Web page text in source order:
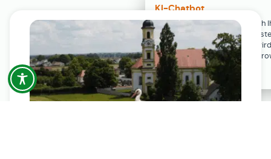
KI-Chatbot
Der KI-Chatbot steht erst nach
Einwilligung in den Cookie-
Verfügung. Der Chat-Verlauf
ausschließlich lokal in Ihrem
gespeichert.